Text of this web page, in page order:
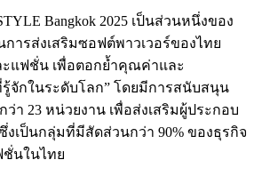
Bangkok 2025 เป็นส่วนหนึ่งของ
ารส่งเสริมซอฟต์พาวเวอร์ของไทย
แฟชั่น เพื่อตอกย้ำคุณค่าและ
จักในระดับโลก” โดยมีการสนับสนุน
า 23 หน่วยงาน เพื่อส่งเสริมผู้ประกอบ
งเป็นกลุ่มที่มีสัดส่วนกว่า 90% ของธุรกิจ
นในไทย